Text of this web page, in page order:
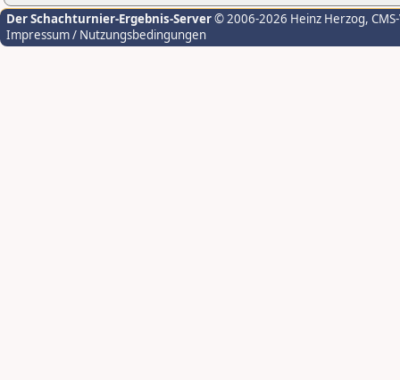
Der Schachturnier-Ergebnis-Server© 2006-2026 Heinz Herzog,
Impressum / Nutzungsbedingungen